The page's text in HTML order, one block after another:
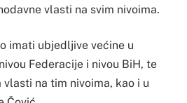
vlasti na svim nivoima.
imati ubjedljive većine u
Federacije i nivou BiH, te
na tim nivoima, kao i u